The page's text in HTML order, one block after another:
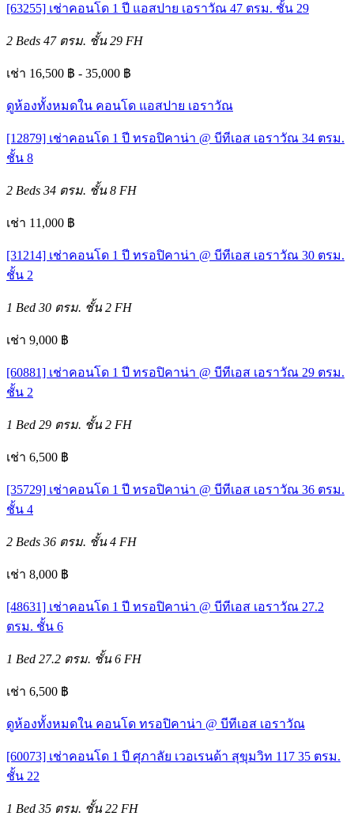
[63255] เช่าคอนโด 1 ปี แอสปาย เอราวัณ 47 ตรม. ชั้น 29
2 Beds 47 ตรม. ชั้น 29 FH
เช่า 16,500 ฿ - 35,000 ฿
ดูห้องทั้งหมดใน คอนโด แอสปาย เอราวัณ
[12879] เช่าคอนโด 1 ปี ทรอปิคาน่า @ บีทีเอส เอราวัณ 34 ตรม.
ชั้น 8
2 Beds 34 ตรม. ชั้น 8 FH
เช่า 11,000 ฿
[31214] เช่าคอนโด 1 ปี ทรอปิคาน่า @ บีทีเอส เอราวัณ 30 ตรม.
ชั้น 2
1 Bed 30 ตรม. ชั้น 2 FH
เช่า 9,000 ฿
[60881] เช่าคอนโด 1 ปี ทรอปิคาน่า @ บีทีเอส เอราวัณ 29 ตรม.
ชั้น 2
1 Bed 29 ตรม. ชั้น 2 FH
เช่า 6,500 ฿
[35729] เช่าคอนโด 1 ปี ทรอปิคาน่า @ บีทีเอส เอราวัณ 36 ตรม.
ชั้น 4
2 Beds 36 ตรม. ชั้น 4 FH
เช่า 8,000 ฿
[48631] เช่าคอนโด 1 ปี ทรอปิคาน่า @ บีทีเอส เอราวัณ 27.2
ตรม. ชั้น 6
1 Bed 27.2 ตรม. ชั้น 6 FH
เช่า 6,500 ฿
ดูห้องทั้งหมดใน คอนโด ทรอปิคาน่า @ บีทีเอส เอราวัณ
[60073] เช่าคอนโด 1 ปี ศุภาลัย เวอเรนด้า สุขุมวิท 117 35 ตรม.
ชั้น 22
1 Bed 35 ตรม. ชั้น 22 FH